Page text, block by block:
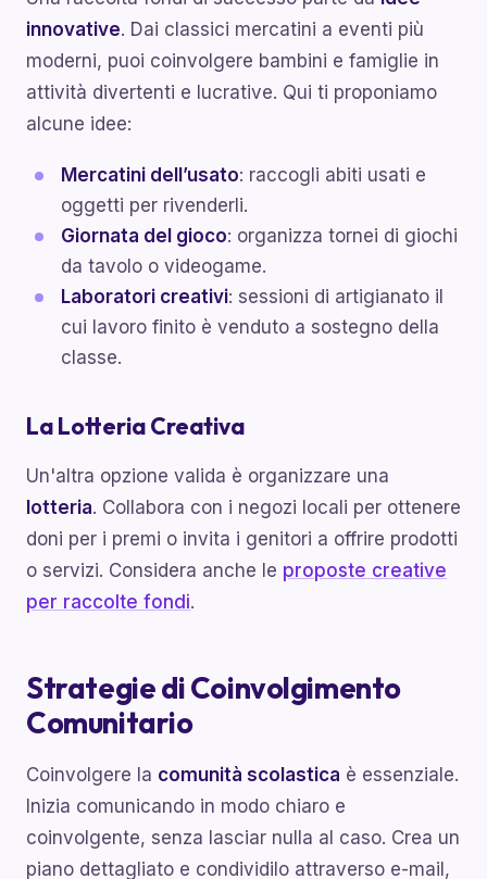
innovative. Dai classici mercatini a eventi più
moderni, puoi coinvolgere bambini e famiglie in
attività divertenti e lucrative. Qui ti proponiamo
alcune idee:
Mercatini dell’usato: raccogli abiti usati e
oggetti per rivenderli.
Giornata del gioco: organizza tornei di giochi
da tavolo o videogame.
Laboratori creativi: sessioni di artigianato il
cui lavoro finito è venduto a sostegno della
classe.
La Lotteria Creativa
Un'altra opzione valida è organizzare una
lotteria. Collabora con i negozi locali per ottenere
doni per i premi o invita i genitori a offrire prodotti
o servizi. Considera anche le proposte creative
per raccolte fondi.
Strategie di Coinvolgimento
Comunitario
Coinvolgere la comunità scolastica è essenziale.
Inizia comunicando in modo chiaro e
coinvolgente, senza lasciar nulla al caso. Crea un
piano dettagliato e condividilo attraverso e-mail,